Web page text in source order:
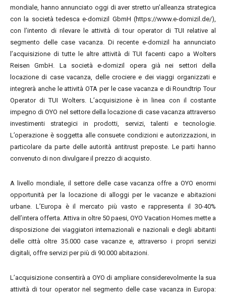
mondiale, hanno annunciato oggi di aver stretto un’alleanza strategica
con la società tedesca e-domizil GbmH (https://www.e-domizil.de/),
con l’intento di rilevare le attività di tour operator di TUI relative al
segmento delle case vacanza. Di recente e-domizil ha annunciato
l’acquisizione di tutte le altre attività di TUI facenti capo a Wolters
Reisen GmbH. La società e-domizil opera già nei settori della
locazione di case vacanza, delle crociere e dei viaggi organizzati e
integrerà anche le attività OTA per le case vacanza e di Roundtrip Tour
Operator di TUI Wolters. L’acquisizione è in linea con il costante
impegno di OYO nel settore della locazione di case vacanza attraverso
investimenti strategici in prodotti, servizi, talenti e tecnologie.
L’operazione è soggetta alle consuete condizioni e autorizzazioni, in
particolare da parte delle autorità antitrust preposte. Le parti hanno
convenuto di non divulgare il prezzo di acquisto.
A livello mondiale, il settore delle case vacanza offre a OYO enormi
opportunità per la locazione di alloggi per le vacanze e abitazioni
urbane. L’Europa è il mercato più vasto e rappresenta il 30-40%
dell’intera offerta. Attiva in oltre 50 paesi, OYO Vacation Homes mette a
disposizione dei viaggiatori internazionali e nazionali e degli abitanti
delle città oltre 35.000 case vacanze e, attraverso i propri servizi
digitali, offre servizi per più di 90.000 abitazioni.
L’acquisizione consentirà a OYO di ampliare considerevolmente la sua
attività di tour operator nel segmento delle case vacanza in Europa: